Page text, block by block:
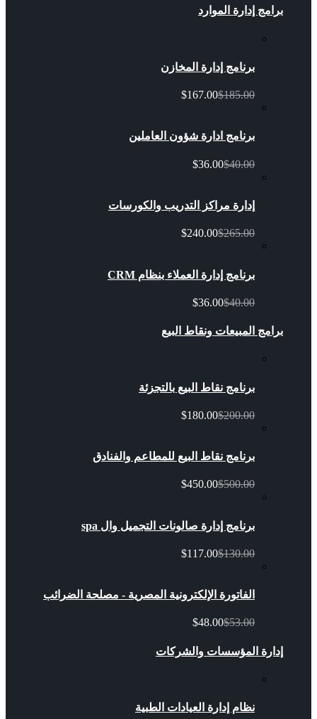
برامج إدارة الموارد
برنامج إدارة المخازن
$167.00$185.00
برنامج ادارة شؤون العاملين
$36.00$40.00
إدارة مراكز التدريب والكورسات
$240.00$265.00
برنامج إدارة العملاء بنظام CRM
$36.00$40.00
برامج المبيعات ونقاط البيع
برنامج نقاط البيع بالتجزئة
$180.00$200.00
برنامج نقاط البيع للمطاعم والفنادق
$450.00$500.00
برنامج إدارة صالونات التجميل وال spa
$117.00$130.00
الفاتورة الإلكترونية المصرية - مصلحة الضرائب
$48.00$53.00
إدارة المؤسسات والشركات
نظام إدارة العيادات الطبية